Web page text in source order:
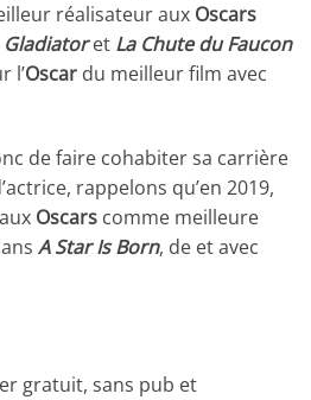
réalisateur aux Oscars
Gladiatoret La Chute du Faucon
l’Oscar du meilleur film avec
de faire cohabiter sa carrière
rappelons qu’en 2019,
Oscars comme meilleure
A Star Is Born, de et avec
gratuit, sans pub et